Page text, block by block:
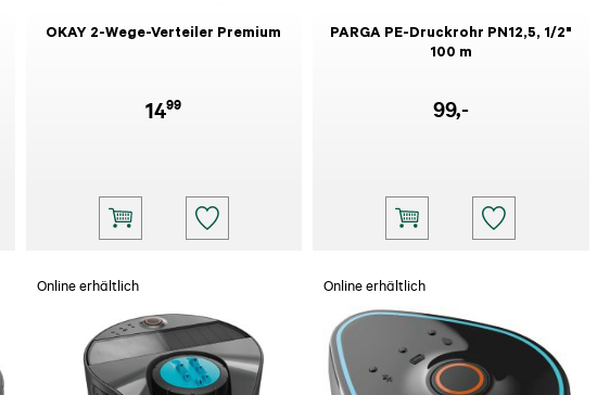
OKAY 2-Wege-Verteiler Premium
1499
PARGA PE-Druckrohr PN12,5, 1/2"
100 m
99,-
Online erhältlich Online erhältlich